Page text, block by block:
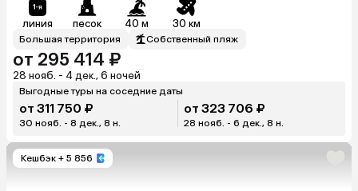
линия песок 40 м 30 км
Большая территория Собственный пляж
от 295 414 ₽
28 нояб. - 4 дек., 6 ночей
Выгодные туры на соседние даты
от 311 750 ₽
30 нояб. - 8 дек., 8 н.
от 323 706 ₽
28 нояб. - 6 дек., 8 н.
Кешбэк + 5 856